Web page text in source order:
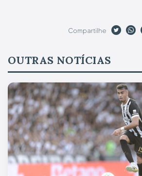
Compartilhe
OUTRAS NOTÍCIAS